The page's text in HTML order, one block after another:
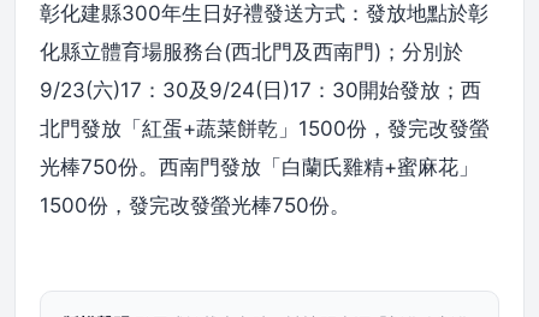
彰化建縣300年生日好禮發送方式：發放地點於彰
化縣立體育場服務台(西北門及西南門)；分別於
9/23(六)17：30及9/24(日)17：30開始發放；西
北門發放「紅蛋+蔬菜餅乾」1500份，發完改發螢
光棒750份。西南門發放「白蘭氏雞精+蜜麻花」
1500份，發完改發螢光棒750份。